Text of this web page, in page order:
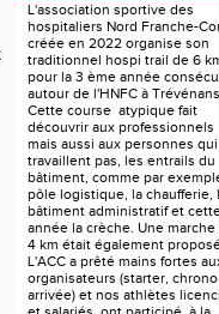
L'association sportive des
hospitaliers Nord Franche-
créée en 2022 organise son
traditionnel hospi trail de 6
pour la 3 ème année
autour de l'HNFC à
Cette course atypique fait
découvrir aux professionnels
mais aussi aux personnes
travaillent pas, les entrails du
bâtiment, comme par
pôle logistique, la chaufferie,
bâtiment administratif et
année la crèche. Une marche
4 km était également
L'ACC a prêté mains fortes
organisateurs (starter,
arrivée) et nos athlètes